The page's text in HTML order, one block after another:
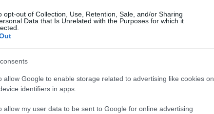
opt-out of Collection, Use, Retention, Sale, and/or Sharing
Data that Is Unrelated with the Purposes for which it
allow Google to enable storage related to advertising like cookies on
identifiers in apps.
allow my user data to be sent to Google for online advertising